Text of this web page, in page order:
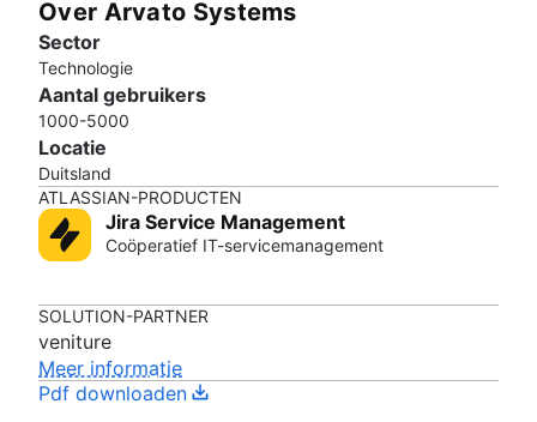
Over Arvato Systems
Sector
Technologie
Aantal gebruikers
1000-5000
Locatie
Duitsland
ATLASSIAN-PRODUCTEN
Jira Service Management
Coöperatief IT-servicemanagement
SOLUTION-PARTNER
veniture
Meer informatie
Pdf downloaden